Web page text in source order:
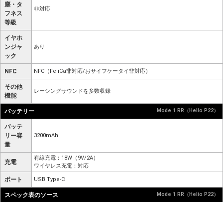
塵・タ
フネス
等級
非対応
イヤホ
ンジャ
ック
あり
NFC NFC（FeliCa非対応/おサイフケータイ非対応）
その他
機能
レーシングサウンドを多数収録
バッテリー Mode 1 RR（Helio P22）
バッテ
リー容
量
3200mAh
充電
有線充電：18W（9V/2A）
ワイヤレス充電：対応
ポート USB Type-C
スペック表のソース Mode 1 RR（Helio P22）